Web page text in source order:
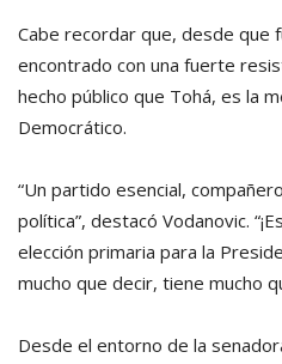
Cabe recordar que, desde que
encontrado con una fuerte
hecho público que Tohá, es la
Democrático.
“Un partido esencial,
política”, destacó Vodanovic.
elección primaria para la
mucho que decir, tiene mucho
Desde el entorno de la